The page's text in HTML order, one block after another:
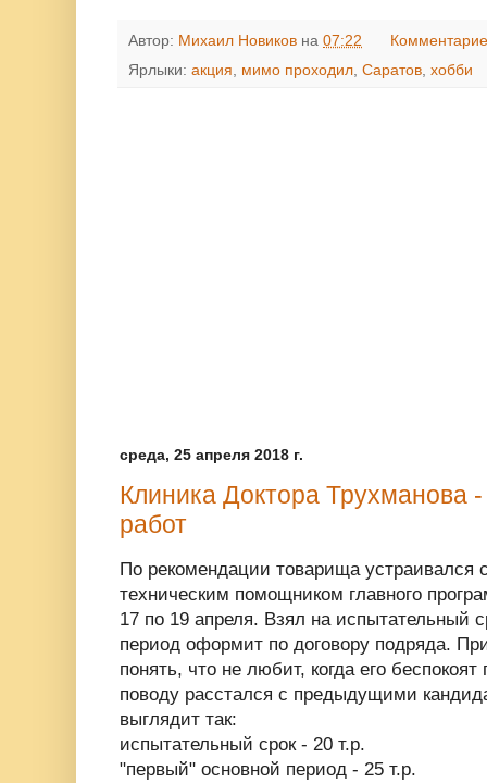
Автор: Михаил Новиков на 07:22
Ярлыки: акция мимо проходил Саратов хобби
среда, 25 апреля 2018 г.
Клиника Доктора Трухманова -
работ
По рекомендации товарища устраивался
техническим помощником главного
17 по 19 апреля. Взял на испытательный
период оформит по договору подряда.
понять, что не любит, когда его
поводу расстался с предыдущими
выглядит так:
испытательный срок - 20 т.р.
"первый" основной период - 25 т.р.